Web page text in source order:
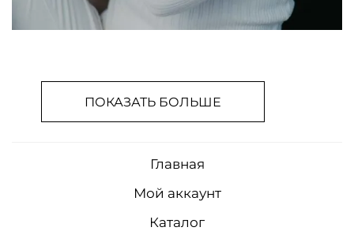
ПОКАЗАТЬ БОЛЬШЕ
Главная
Мой аккаунт
Каталог